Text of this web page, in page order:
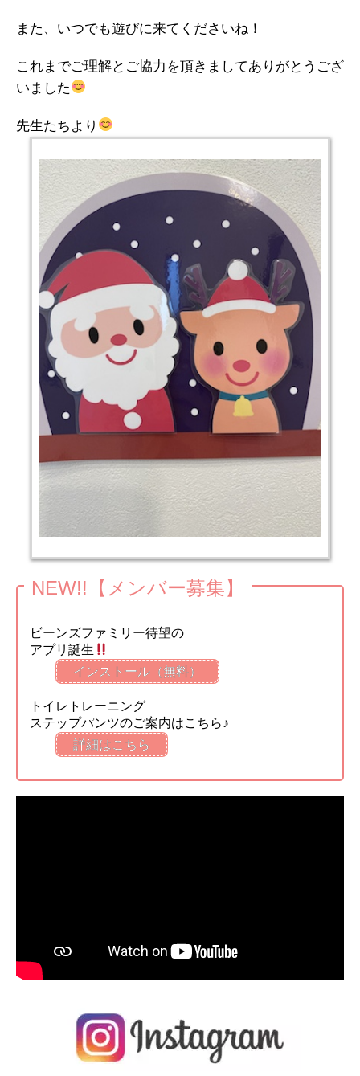
また、いつでも遊びに来てくださいね！
これまでご理解とご協力を頂きましてありがとうござ
いました
先生たちより
NEW!!【メンバー募集】
ビーンズファミリー待望の
アプリ誕生
インストール（無料）
トイレトレーニング
ステップパンツのご案内はこちら♪
詳細はこちら